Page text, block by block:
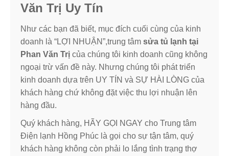
Văn Trị Uy Tín
Như các bạn đã biết, mục đích cuối cùng của kinh
doanh là “LỢI NHUẬN”,trung tâm sửa tủ lạnh tại
Phan Văn Trị của chúng tôi kinh doanh cũng không
ngoại trừ vấn đề này. Nhưng chúng tôi phát triển
kinh doanh dựa trên UY TÍN và SỰ HÀI LÒNG của
khách hàng chứ không đặt việc thu lợi nhuận lên
hàng đầu.
Quý khách hàng, HÃY GỌI NGAY cho Trung tâm
Điện lạnh Hồng Phúc là gọi cho sự tận tâm, quý
khách hàng không còn phải lo lắng tình trạng thợ